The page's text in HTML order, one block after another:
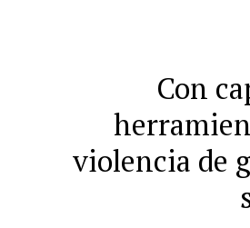
Con
violencia de